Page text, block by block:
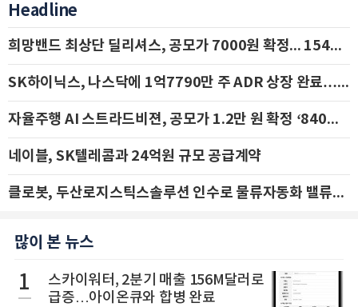
Headline
희망밴드 최상단 딜리셔스, 공모가 7000원 확정... 154억 규모 IPO 돌입
SK하이닉스, 나스닥에 1억7790만 주 ADR 상장 완료…29일 국내 추가 상장
자율주행 AI 스트라드비젼, 공모가 1.2만 원 확정 ‘840억 수혈’
네이블, SK텔레콤과 24억원 규모 공급계약
클로봇, 두산로지스틱스솔루션 인수로 물류자동화 밸류체인 확장 추진 - IBK투자증권
많이 본 뉴스
1
스카이워터, 2분기 매출 156M달러로
급증…아이온큐와 합병 완료